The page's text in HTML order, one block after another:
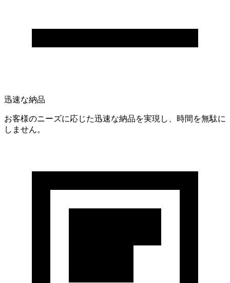
迅速な納品
お客様のニーズに応じた迅速な納品を実現し、時間を無駄に
しません。